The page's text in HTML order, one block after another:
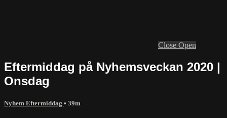
Close Open
Eftermiddag på Nyhemsveckan 2020 |
Onsdag
Nyhem Eftermiddag • 39m